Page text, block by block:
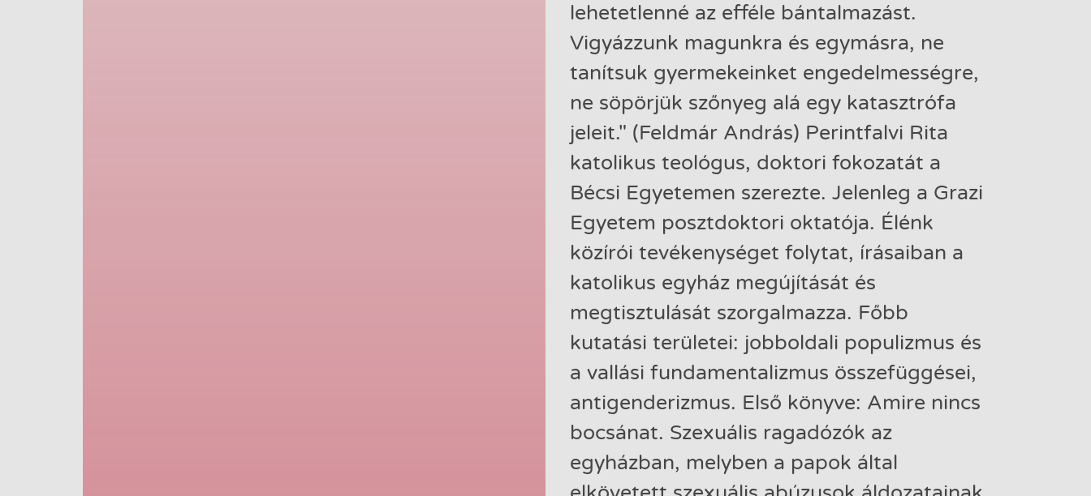
lehetetlenné az efféle bántalmazást.
Vigyázzunk magunkra és egymásra, ne
tanítsuk gyermekeinket engedelmességre,
ne söpörjük szőnyeg alá egy katasztrófa
jeleit." (Feldmár András) Perintfalvi Rita
katolikus teológus, doktori fokozatát a
Bécsi Egyetemen szerezte. Jelenleg a Grazi
Egyetem posztdoktori oktatója. Élénk
közírói tevékenységet folytat, írásaiban a
katolikus egyház megújítását és
megtisztulását szorgalmazza. Főbb
kutatási területei: jobboldali populizmus és
a vallási fundamentalizmus összefüggései,
antigenderizmus. Első könyve: Amire nincs
bocsánat. Szexuális ragadózók az
egyházban, melyben a papok által